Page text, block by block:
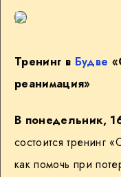
Тренинг в Будве
реанимация»
В понедельник,
состоится тренинг
как помочь при